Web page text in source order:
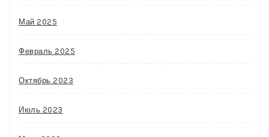
Май 2025
Февраль 2025
Октябрь 2023
Июль 2023